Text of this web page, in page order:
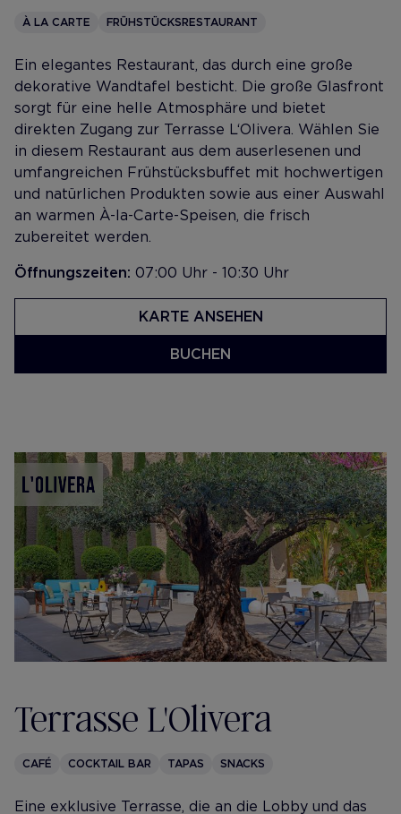
À LA CARTE FRÜHSTÜCKSRESTAURANT
Ein elegantes Restaurant, das durch eine große
dekorative Wandtafel besticht. Die große Glasfront
sorgt für eine helle Atmosphäre und bietet
direkten Zugang zur Terrasse L‘Olivera. Wählen Sie
in diesem Restaurant aus dem auserlesenen und
umfangreichen Frühstücksbuffet mit hochwertigen
und natürlichen Produkten sowie aus einer Auswahl
an warmen À-la-Carte-Speisen, die frisch
zubereitet werden.
Öffnungszeiten: 07:00 Uhr - 10:30 Uhr
KARTE ANSEHEN
BUCHEN
Terrasse L'Olivera
CAFÉ COCKTAIL BAR TAPAS SNACKS
Eine exklusive Terrasse, die an die Lobby und das